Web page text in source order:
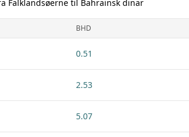
Falklandsøerne til Bahrainsk dinar
BHD
0.51
2.53
5.07